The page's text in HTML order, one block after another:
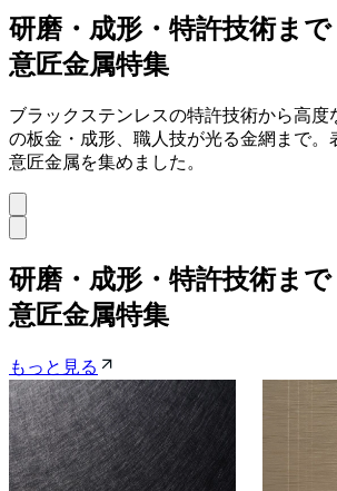
研磨・成形・特許技術ま
意匠金属特集
ブラックステンレスの特許技術から高度
の板金・成形、職人技が光る金網まで。
意匠金属を集めました。
研磨・成形・特許技術ま
意匠金属特集
もっと見る
メーカー
アベル株式会社
メーカー
エ
ダ